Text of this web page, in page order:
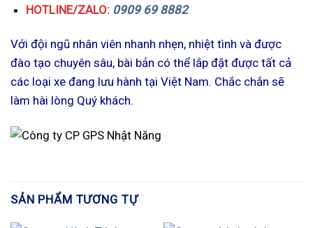
HOTLINE/ZALO: 0909 69 8882
Với đội ngũ nhân viên nhanh nhẹn, nhiệt tình và được
đào tạo chuyên sâu, bài bản có thể lắp đặt được tất cả
các loại xe đang lưu hành tại Việt Nam. Chắc chắn sẽ
làm hài lòng Quý khách.
SẢN PHẨM TƯƠNG TỰ